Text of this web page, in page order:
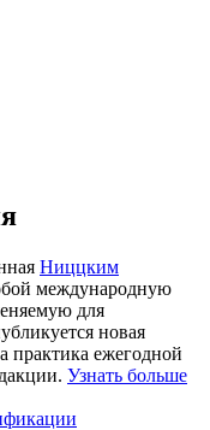
Ниццким
международную
для
новая
практика ежегодной
Узнать больше